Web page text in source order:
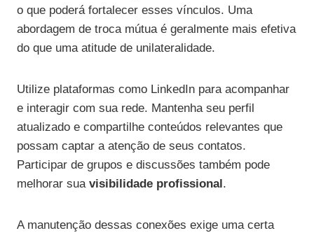
o que poderá fortalecer esses vínculos. Uma
abordagem de troca mútua é geralmente mais efetiva
do que uma atitude de unilateralidade.
Utilize plataformas como LinkedIn para acompanhar
e interagir com sua rede. Mantenha seu perfil
atualizado e compartilhe conteúdos relevantes que
possam captar a atenção de seus contatos.
Participar de grupos e discussões também pode
melhorar sua visibilidade profissional .
A manutenção dessas conexões exige uma certa